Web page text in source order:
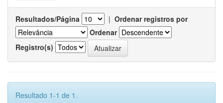
Resultados/Página | Ordenar registros por
Ordenar
Registro(s)
Resultado 1-1 de 1.